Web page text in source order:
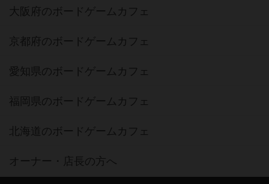
大阪府のボードゲームカフェ
京都府のボードゲームカフェ
愛知県のボードゲームカフェ
福岡県のボードゲームカフェ
北海道のボードゲームカフェ
オーナー・店長の方へ